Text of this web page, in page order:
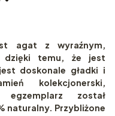
agat z wyraźnym,
dzięki temu, że jest
doskonale gładki i
kolekcjonerski,
egzemplarz został
naturalny. Przybliżone